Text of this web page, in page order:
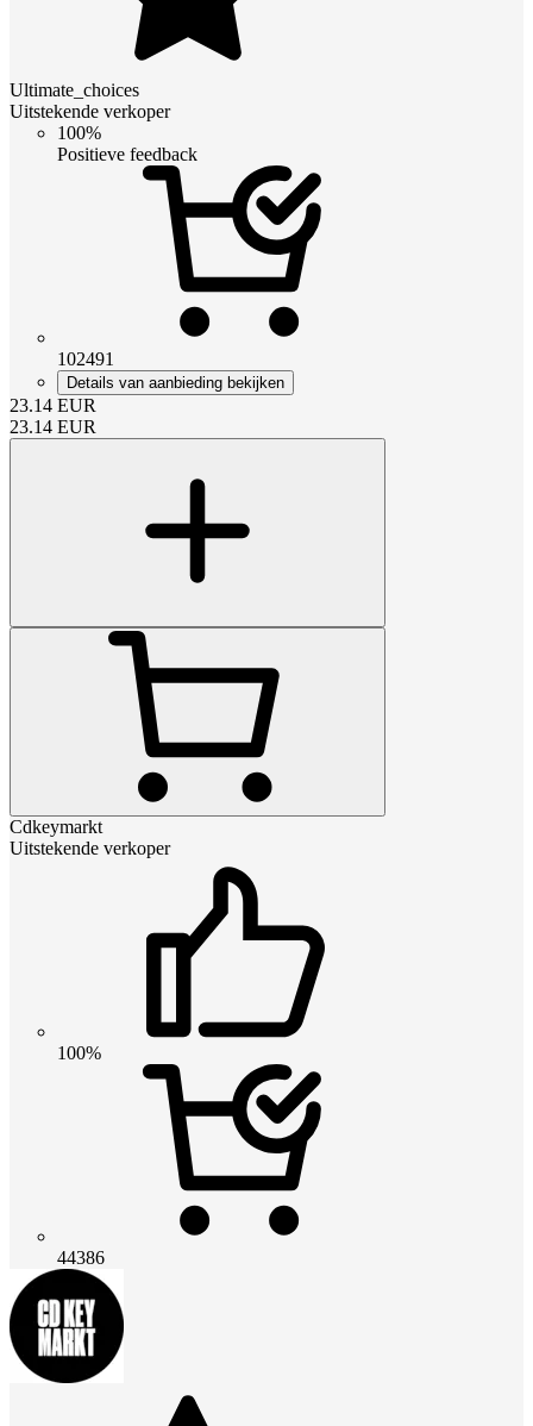
Ultimate_choices
Uitstekende verkoper
100%
Positieve feedback
102491
Details van aanbieding bekijken
23.14 EUR
23.14 EUR
Cdkeymarkt
Uitstekende verkoper
100%
44386